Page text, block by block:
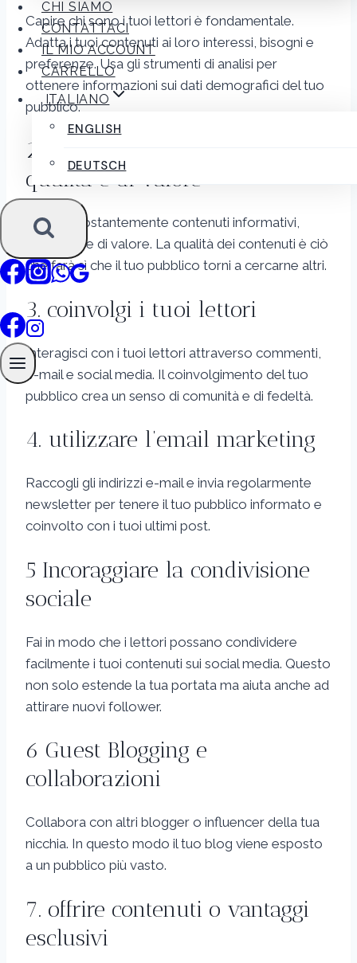
CHI SIAMO
CONTATTACI
IL MIO ACCOUNT
CARRELLO
ITALIANO
ENGLISH
DEUTSCH
Capire chi sono i tuoi lettori è fondamentale.
Adatta i tuoi contenuti ai loro interessi, bisogni e
preferenze. Usa gli strumenti di analisi per
ottenere informazioni sui dati demografici del tuo
pubblico.
2. creare contenuti di alta
qualità e di valore
Produci costantemente contenuti informativi,
divertenti e di valore. La qualità dei contenuti è ciò
che farà sì che il tuo pubblico torni a cercarne altri.
3. coinvolgi i tuoi lettori
Interagisci con i tuoi lettori attraverso commenti,
e-mail e social media. Il coinvolgimento del tuo
pubblico crea un senso di comunità e di fedeltà.
4. utilizzare l’email marketing
Raccogli gli indirizzi e-mail e invia regolarmente
newsletter per tenere il tuo pubblico informato e
coinvolto con i tuoi ultimi post.
5 Incoraggiare la condivisione
sociale
Fai in modo che i lettori possano condividere
facilmente i tuoi contenuti sui social media. Questo
non solo estende la tua portata ma aiuta anche ad
attirare nuovi follower.
6 Guest Blogging e
collaborazioni
Collabora con altri blogger o influencer della tua
nicchia. In questo modo il tuo blog viene esposto
a un pubblico più vasto.
7. offrire contenuti o vantaggi
esclusivi